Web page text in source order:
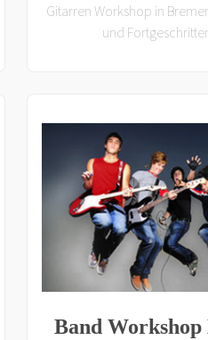
Gitarren Workshop in
und
Band Workshop